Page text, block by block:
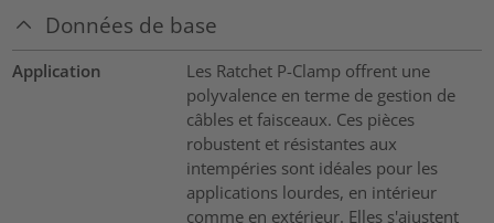
Données de base
Application
Les Ratchet P-Clamp offrent une
polyvalence en terme de gestion de
câbles et faisceaux. Ces pièces
robustent et résistantes aux
intempéries sont idéales pour les
applications lourdes, en intérieur
comme en extérieur. Elles s'ajustent